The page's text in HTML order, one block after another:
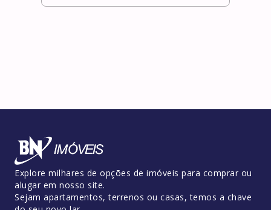
Explore milhares de opções de imóveis para comprar ou
alugar em nosso site.
Sejam apartamentos, terrenos ou casas, temos a chave